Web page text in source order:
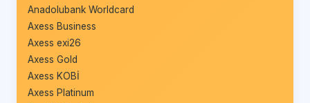
Anadolubank Worldcard
Axess Business
Axess exi26
Axess Gold
Axess KOBİ
Axess Platinum